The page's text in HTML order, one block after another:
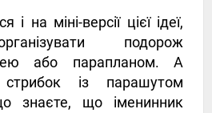
на міні-версії цієї ідеї,
подорож
або парапланом. А
із парашутом
знаєте, що іменинник